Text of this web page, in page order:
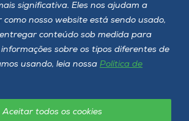
significativa. Eles nos ajudam a
nosso website está sendo usado,
conteúdo sob medida para
sobre os tipos diferentes de
usando, leia nossa Política de
Aceitar todos os cookies